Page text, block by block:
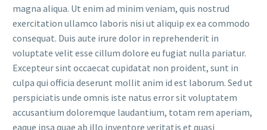
magna aliqua. Ut enim ad minim veniam, quis nostrud
exercitation ullamco laboris nisi ut aliquip ex ea commodo
consequat. Duis aute irure dolor in reprehenderit in
voluptate velit esse cillum dolore eu fugiat nulla pariatur.
Excepteur sint occaecat cupidatat non proident, sunt in
culpa qui officia deserunt mollit anim id est laborum. Sed ut
perspiciatis unde omnis iste natus error sit voluptatem
accusantium doloremque laudantium, totam rem aperiam,
eaque ipsa quae ab illo inventore veritatis et quasi